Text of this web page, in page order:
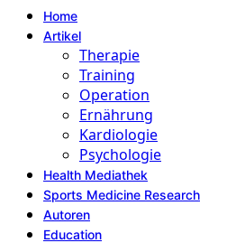
Home
Artikel
Therapie
Training
Operation
Ernährung
Kardiologie
Psychologie
Health Mediathek
Sports Medicine Research
Autoren
Education